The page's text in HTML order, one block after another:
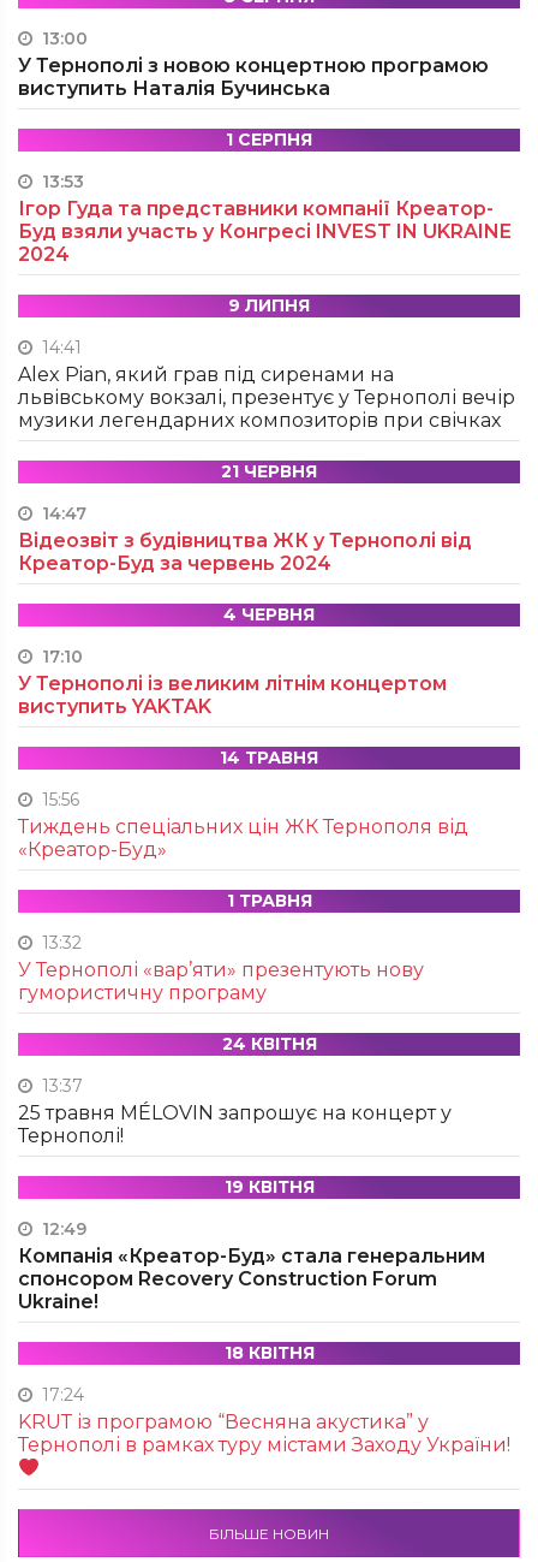
13:00
У Тернополі з новою концертною програмою
виступить Наталія Бучинська
1 СЕРПНЯ
13:53
Ігор Гуда та представники компанії Креатор-
Буд взяли участь у Конгресі INVEST IN UKRAINE
2024
9 ЛИПНЯ
14:41
Alex Pian, який грав під сиренами на
львівському вокзалі, презентує у Тернополі вечір
музики легендарних композиторів при свічках
21 ЧЕРВНЯ
14:47
Відеозвіт з будівництва ЖК у Тернополі від
Креатор-Буд за червень 2024
4 ЧЕРВНЯ
17:10
У Тернополі із великим літнім концертом
виступить YAKTAK
14 ТРАВНЯ
15:56
Тиждень спеціальних цін ЖК Тернополя від
«Креатор-Буд»
1 ТРАВНЯ
13:32
У Тернополі «вар’яти» презентують нову
гумористичну програму
24 КВІТНЯ
13:37
25 травня MÉLOVIN запрошує на концерт у
Тернополі!
19 КВІТНЯ
12:49
Компанія «Креатор-Буд» стала генеральним
спонсором Recovery Construction Forum
Ukraine!
18 КВІТНЯ
17:24
KRUТ із програмою “Весняна акустика” у
Тернополі в рамках туру містами Заходу України!
БІЛЬШЕ НОВИН